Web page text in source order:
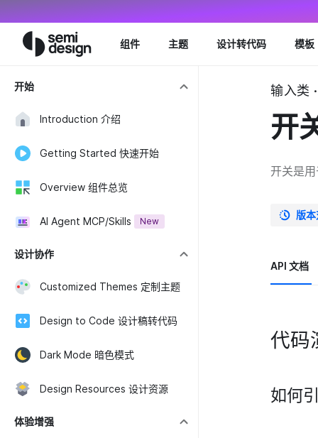
组件 主题 设计转代码 模板
开始
Introduction 介绍
Getting Started 快速开始
Overview 组件总览
AI Agent MCP/Skills New
设计协作
Customized Themes 定制主题
Design to Code 设计稿转代码
Dark Mode 暗色模式
Design Resources 设计资源
体验增强
输入类
开
开关是
版
API 文档
代码
如何